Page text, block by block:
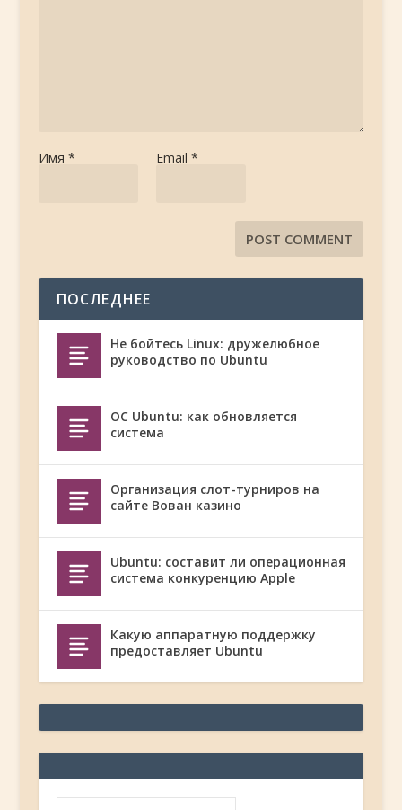
Имя * Email *
ПОСЛЕДНЕЕ
Не бойтесь Linux: дружелюбное
руководство по Ubuntu
ОС Ubuntu: как обновляется
система
Организация слот-турниров на
сайте Вован казино
Ubuntu: составит ли операционная
система конкуренцию Apple
Какую аппаратную поддержку
предоставляет Ubuntu